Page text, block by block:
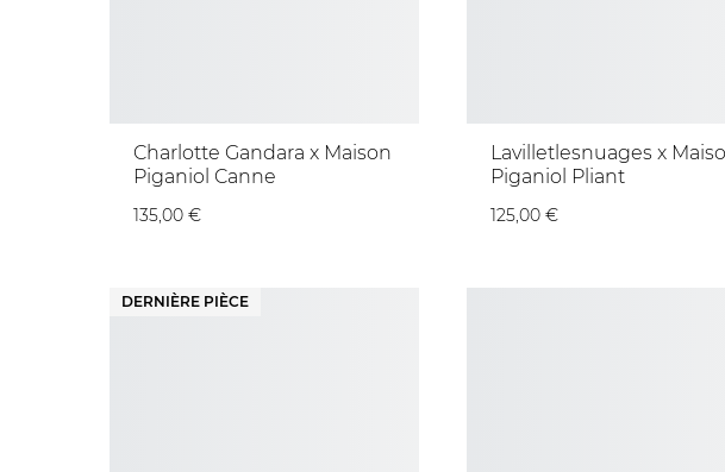
Charlotte Gandara x Maison
Piganiol Canne
135,00 €
Lavilletlesnuages x
Piganiol Pliant
125,00 €
DERNIÈRE PIÈCE